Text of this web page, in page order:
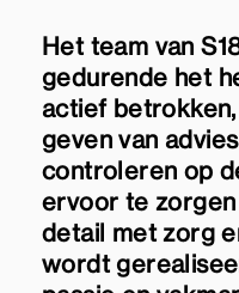
Het team van
gedurende het
actief
geven van
controleren op
ervoor te
detail met zorg
wordt